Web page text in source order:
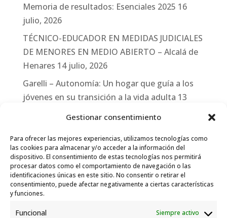
Gestionar consentimiento
Para ofrecer las mejores experiencias, utilizamos tecnologías como
las cookies para almacenar y/o acceder a la información del
dispositivo. El consentimiento de estas tecnologías nos permitirá
procesar datos como el comportamiento de navegación o las
identificaciones únicas en este sitio. No consentir o retirar el
consentimiento, puede afectar negativamente a ciertas características
y funciones.
Funcional Siempre activo
Memoria de resultados: Esenciales 2025 16
julio, 2026
TÉCNICO-EDUCADOR EN MEDIDAS JUDICIALES
DE MENORES EN MEDIO ABIERTO – Alcalá de
Henares 14 julio, 2026
Garelli – Autonomía: Un hogar que guía a los
jóvenes en su transición a la vida adulta 13
Garelli-Refugio: Acciones de empleo en el
marco del Sistema de Acogida de Protección
Internacional 10 julio, 2026